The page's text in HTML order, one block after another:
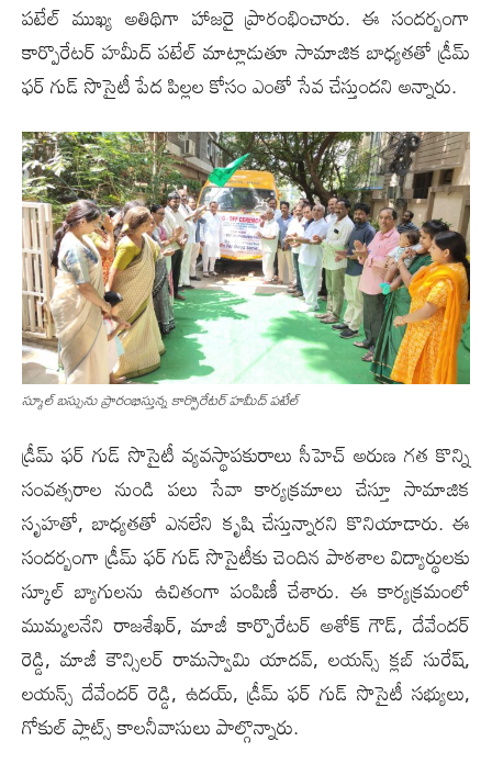
పటేల్ ముఖ్య అతిథిగా హాజ‌రై ప్రారంభించారు. ఈ సందర్బంగా
కార్పొరేటర్ హమీద్ పటేల్ మాట్లాడుతూ సామాజిక బాధ్యతతో డ్రీమ్
ఫర్ గుడ్ సొసైటీ పేద పిల్లల‌ కోసం ఎంతో సేవ చేస్తుందని అన్నారు.
స్కూల్ బ‌స్సును ప్రారంభిస్తున్న కార్పొరేటర్ హమీద్ పటేల్
డ్రీమ్ ఫర్ గుడ్ సొసైటీ వ్యవస్థాపకురాలు సీహెచ్ అరుణ గత కొన్ని
సంవత్సరాల నుండి పలు సేవా కార్యక్రమాలు చేస్తూ సామాజిక
సృహతో, బాధ్యతతో ఎనలేని కృషి చేస్తున్నారని కొనియాడారు. ఈ
సందర్బంగా డ్రీమ్ ఫర్ గుడ్ సొసైటీకు చెందిన పాఠశాల విద్యార్థులకు
స్కూల్ బ్యాగులను ఉచితంగా పంపిణీ చేశారు. ఈ కార్యక్రమంలో
ముమ్మలనేని రాజశేఖర్, మాజీ కార్పొరేటర్ అశోక్ గౌడ్, దేవేందర్
రెడ్డి, మాజీ కౌన్సిలర్ రామస్వామి యాదవ్, లయన్స్ క్లబ్ సురేష్,
లయన్స్ దేవేందర్ రెడ్డి, ఉదయ్, డ్రీమ్ ఫర్ గుడ్ సొసైటీ సభ్యులు,
గోకుల్ ప్లాట్స్ కాలనీవాసులు పాల్గొన్నారు.